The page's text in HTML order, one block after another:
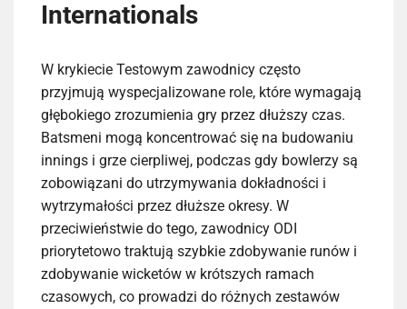
Internationals
W krykiecie Testowym zawodnicy często
przyjmują wyspecjalizowane role, które wymagają
głębokiego zrozumienia gry przez dłuższy czas.
Batsmeni mogą koncentrować się na budowaniu
innings i grze cierpliwej, podczas gdy bowlerzy są
zobowiązani do utrzymywania dokładności i
wytrzymałości przez dłuższe okresy. W
przeciwieństwie do tego, zawodnicy ODI
priorytetowo traktują szybkie zdobywanie runów i
zdobywanie wicketów w krótszych ramach
czasowych, co prowadzi do różnych zestawów